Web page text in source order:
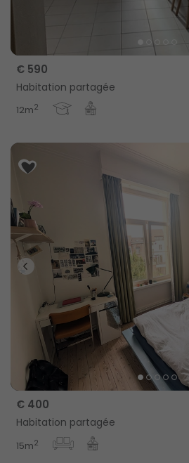
€ 590
Habitation partagée
12m2
€ 400
Habitation partagée
15m2